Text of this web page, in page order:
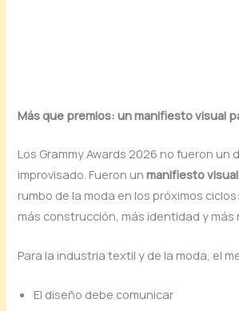
Más que premios: un manifiesto visual
Los Grammy Awards 2026 no fueron un
improvisado. Fueron unmanifiesto visual
rumbo de la moda en los próximos
más construcción, más identidad y más
Para la industria textil y de la moda, el
El diseño debe comunicar